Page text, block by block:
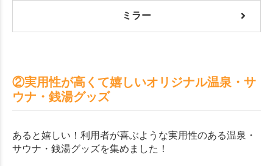
ミラー
②実用性が高くて嬉しいオリジナル温泉・サ
ウナ・銭湯グッズ
あると嬉しい！利用者が喜ぶような実用性のある温泉・
サウナ・銭湯グッズを集めました！